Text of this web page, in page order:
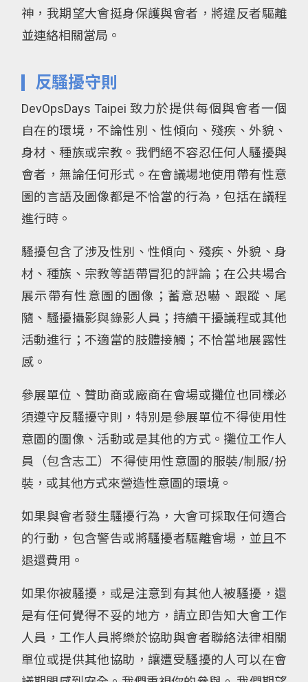
神，我期望大會挺身保護與會者，將違反者驅離
並連絡相關當局。
反騷擾守則
DevOpsDays Taipei 致力於提供每個與會者一個
自在的環境，不論性別、性傾向、殘疾、外貌、
身材、種族或宗教。我們絕不容忍任何人騷擾與
會者，無論任何形式。在會議場地使用帶有性意
圖的言語及圖像都是不恰當的行為，包括在議程
進行時。
騷擾包含了涉及性別、性傾向、殘疾、外貌、身
材、種族、宗教等語帶冒犯的評論；在公共場合
展示帶有性意圖的圖像；蓄意恐嚇、跟蹤、尾
隨、騷擾攝影與錄影人員；持續干擾議程或其他
活動進行；不適當的肢體接觸；不恰當地展露性
感。
參展單位、贊助商或廠商在會場或攤位也同樣必
須遵守反騷擾守則，特別是參展單位不得使用性
意圖的圖像、活動或是其他的方式。攤位工作人
員（包含志工）不得使用性意圖的服裝/制服/扮
裝，或其他方式來營造性意圖的環境。
如果與會者發生騷擾行為，大會可採取任何適合
的行動，包含警告或將騷擾者驅離會場，並且不
退還費用。
如果你被騷擾，或是注意到有其他人被騷擾，還
是有任何覺得不妥的地方，請立即告知大會工作
人員，工作人員將樂於協助與會者聯絡法律相關
單位或提供其他協助，讓遭受騷擾的人可以在會